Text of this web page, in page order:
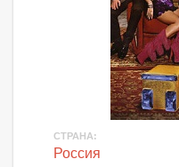
СТРАНА:
Россия